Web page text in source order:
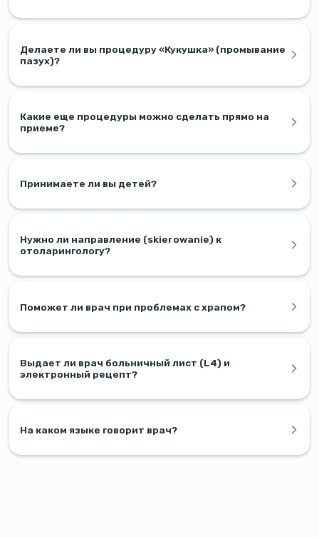
Делаете ли вы процедуру «Кукушка» (промывание
пазух)?
Какие еще процедуры можно сделать прямо на
приеме?
Принимаете ли вы детей?
Нужно ли направление (skierowanie) к
отоларингологу?
Поможет ли врач при проблемах с храпом?
Выдает ли врач больничный лист (L4) и
электронный рецепт?
На каком языке говорит врач?